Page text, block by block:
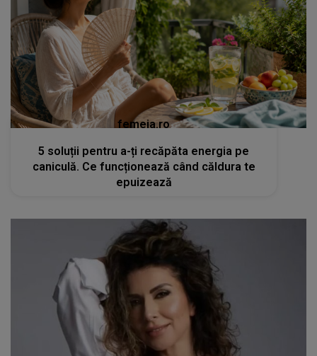
femeia.ro
5 soluții pentru a-ți recăpăta energia pe
caniculă. Ce funcționează când căldura te
epuizează